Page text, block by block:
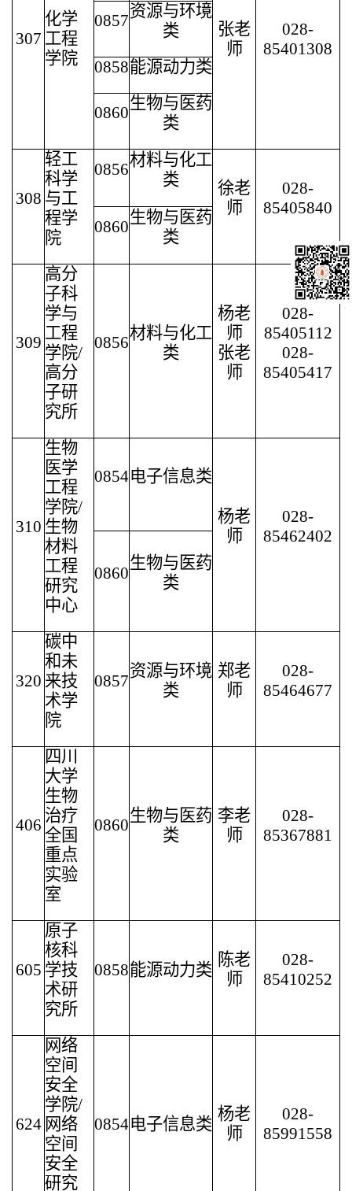
307
化学
工程
学院
张老
师
028-
85401308
0857资源与环境
类
0858能源动力类
0860生物与医药
类
308
轻工
科学
与工
程学
院
0856材料与化工
类
徐老
师
028-
85405840
0860生物与医药
类
309
高分
子科
学与
工程
学院/
高分
子研
究所
0856材料与化工
类
杨老
师
张老
师
028-
85405112
028-
85405417
310
生物
医学
工程
学院/
生物
材料
工程
研究
中心
0854电子信息类
杨老
师
028-
85462402
0860
生物与医药
类
320
碳中
和未
来技
术学
院
0857
资源与环境
类
郑老
师
028-
85464677
406
四川
大学
生物
治疗
全国
重点
实验
室
0860生物与医药
类
李老
师
028-
85367881
605
原子
核科
学技
术研
究所
0858能源动力类
陈老
师
028-
85410252
624
网络
空间
安全
学院/
网络
空间
安全
研究
0854电子信息类
杨老
师
028-
85991558